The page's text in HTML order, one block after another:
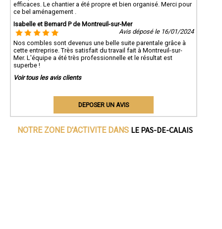
efficaces. Le chantier a été propre et bien organisé. Merci pour
ce bel aménagement .
Isabelle et Bernard P de Montreuil-sur-Mer
Avis déposé le 16/01/2024
Nos combles sont devenus une belle suite parentale grâce à
cette entreprise. Très satisfait du travail fait à Montreuil-sur-
Mer. L'équipe a été très professionnelle et le résultat est
superbe !
Voir tous les avis clients
DEPOSER UN AVIS
NOTRE ZONE D'ACTIVITE DANS LE PAS-DE-CALAIS